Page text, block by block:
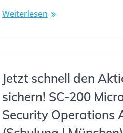
Weiterlesen
Jetzt schnell den
sichern! SC-200
Security Operations